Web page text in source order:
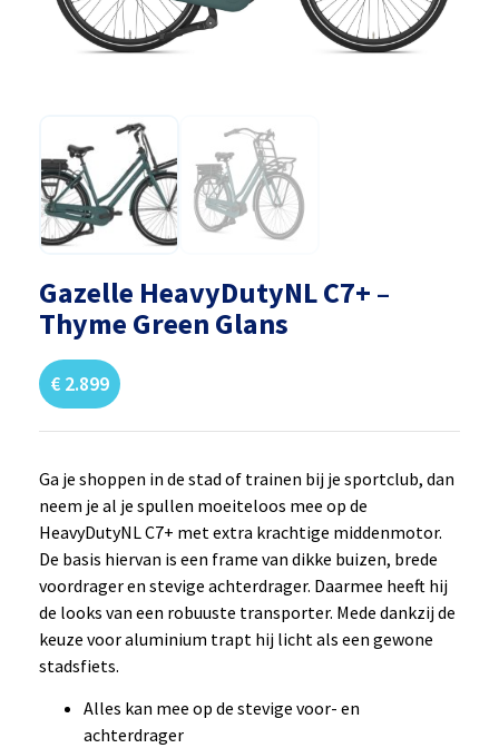
Gazelle HeavyDutyNL C7+ –
Thyme Green Glans
€ 2.899
Ga je shoppen in de stad of trainen bij je sportclub, dan
neem je al je spullen moeiteloos mee op de
HeavyDutyNL C7+ met extra krachtige middenmotor.
De basis hiervan is een frame van dikke buizen, brede
voordrager en stevige achterdrager. Daarmee heeft hij
de looks van een robuuste transporter. Mede dankzij de
keuze voor aluminium trapt hij licht als een gewone
stadsfiets.
Alles kan mee op de stevige voor- en
achterdrager